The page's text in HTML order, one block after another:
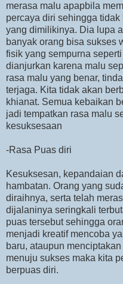
merasa malu apapbila
percaya diri sehingga
yang dimilikinya. Dia lupa
banyak orang bisa sukses
fisik yang sempurna
dianjurkan karena malu
rasa malu yang benar,
terjaga. Kita tidak akan
khianat. Semua kebaikan
jadi tempatkan rasa malu
kesuksesaan
-Rasa Puas diri
Kesuksesan, kepandaian
hambatan. Orang yang
diraihnya, serta telah
dijalaninya seringkali
puas tersebut sehingga
menjadi kreatif mencoba
baru, ataupun
menuju sukses maka kita
berpuas diri.